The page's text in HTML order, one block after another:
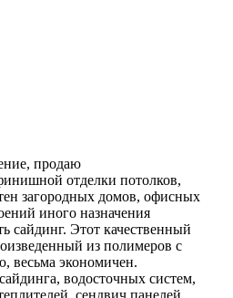
продаю
отделки потолков,
загородных домов, офисных
иного назначения
сайдинг. Этот качественный
из полимеров с
весьма экономичен.
водосточных систем,
сендвич панелей,